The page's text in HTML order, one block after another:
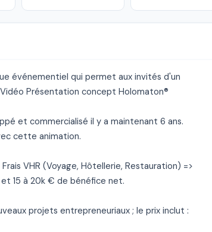
événementiel qui permet aux invités d'un
Présentation concept Holomaton®
et commercialisé il y a maintenant 6 ans.
cette animation.
VHR (Voyage, Hôtellerie, Restauration) =>
15 à 20k € de bénéfice net.
projets entrepreneuriaux ; le prix inclut :